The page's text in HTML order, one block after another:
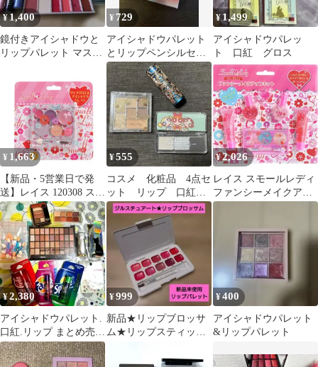
ままごと ごっこ遊び 知
育玩具 かわいい メイク
化粧 ボックス
¥1,400
鏡付きアイシャドウと
リップパレット マスカ
¥ 729
アイシャドウパレット
とリップペンシルセッ
ト
¥1,499
アイシャドウパレッ
ト 口紅 グロス
¥ 1,663
【新品・5営業日で発
送】レイス 120308 スモ
ールレディ リップグロ
ス＆アイシャドウパレ
ット
¥555
コスメ 化粧品 4点セ
ット リップ 口紅
アイシャドウ
¥2,026
レイス スモールレディ
ファンシーメイクアッ
プキット 6歳以上 キッ
¥2,380
アイシャドウパレット.
口紅.リップ まとめ売
り！
¥999
新品★リップブロッサ
ム★リップスティック
¥400
アイシャドウパレット
&リップパレット